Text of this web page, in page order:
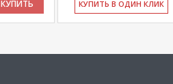
КУПИТЬ КУ­ПИТЬ В ОДИН КЛИК